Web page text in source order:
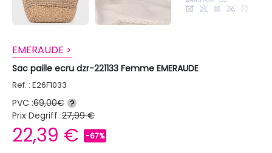
EMERAUDE >
Sac paille ecru dzr-221133 Femme EMERAUDE
Ref. : E26F1033
PVC :69,00€ ?
Prix Degriff :27,99 €
22,39 € -67%